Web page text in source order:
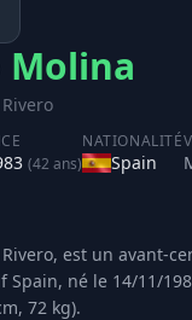
Molina
(42 ans)
NATIONALITÉ
Spain
est un avant-
né le 14/11/
72 kg).